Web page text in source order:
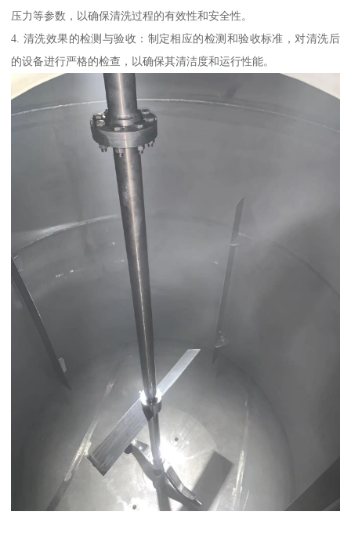
压力等参数，以确保清洗过程的有效性和安全性。
4. 清洗效果的检测与验收：制定相应的检测和验收标准，对清洗后
的设备进行严格的检查，以确保其清洁度和运行性能。